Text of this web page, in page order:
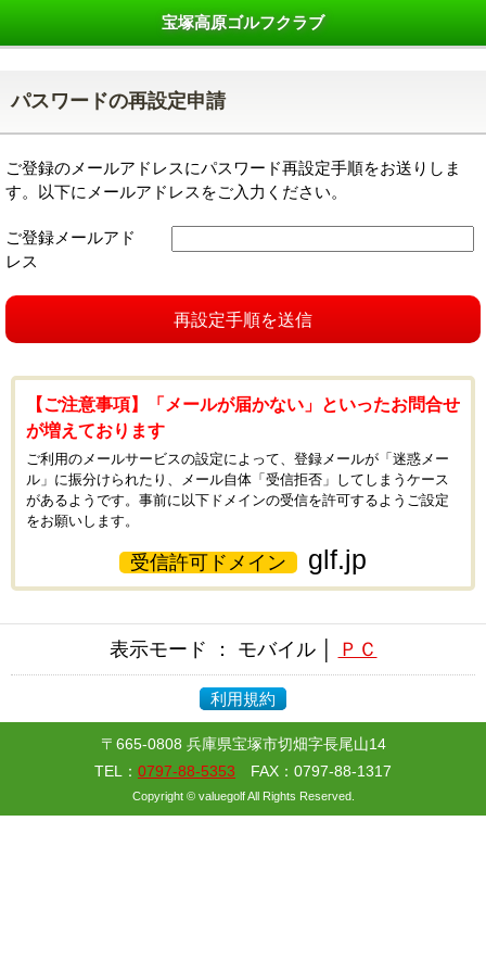
宝塚高原ゴルフクラブ
パスワードの再設定申請
ご登録のメールアドレスにパスワード再設定手順をお送りしま
す。以下にメールアドレスをご入力ください。
ご登録メールアド
レス
再設定手順を送信
【ご注意事項】「メールが届かない」といったお問合せ
が増えております
ご利用のメールサービスの設定によって、登録メールが「迷惑メー
ル」に振分けられたり、メール自体「受信拒否」してしまうケース
があるようです。事前に以下ドメインの受信を許可するようご設定
をお願いします。
受信許可ドメイン glf.jp
表示モード ： モバイル │ ＰＣ
利用規約
〒665-0808 兵庫県宝塚市切畑字長尾山14
TEL： 0797-88-5353 FAX：0797-88-1317
Copyright © valuegolf All Rights Reserved.